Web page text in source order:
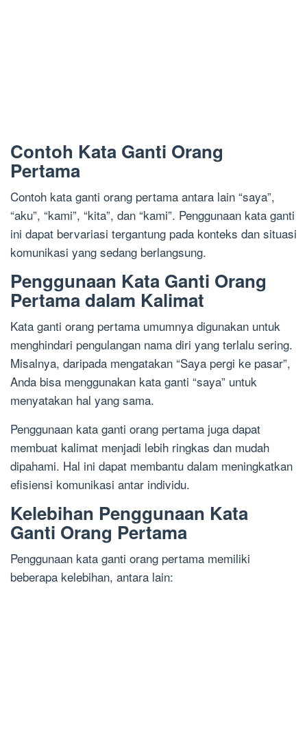
Contoh Kata Ganti Orang
Pertama
Contoh kata ganti orang pertama antara lain “saya”,
“aku”, “kami”, “kita”, dan “kami”. Penggunaan kata ganti
ini dapat bervariasi tergantung pada konteks dan situasi
komunikasi yang sedang berlangsung.
Penggunaan Kata Ganti Orang
Pertama dalam Kalimat
Kata ganti orang pertama umumnya digunakan untuk
menghindari pengulangan nama diri yang terlalu sering.
Misalnya, daripada mengatakan “Saya pergi ke pasar”,
Anda bisa menggunakan kata ganti “saya” untuk
menyatakan hal yang sama.
Penggunaan kata ganti orang pertama juga dapat
membuat kalimat menjadi lebih ringkas dan mudah
dipahami. Hal ini dapat membantu dalam meningkatkan
efisiensi komunikasi antar individu.
Kelebihan Penggunaan Kata
Ganti Orang Pertama
Penggunaan kata ganti orang pertama memiliki
beberapa kelebihan, antara lain: